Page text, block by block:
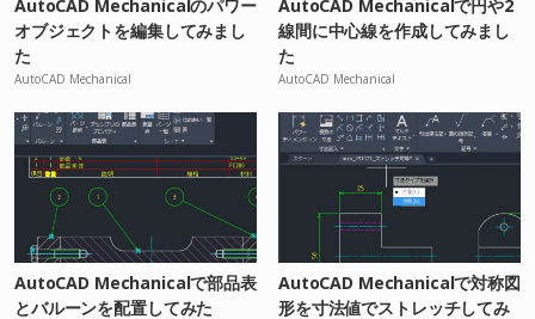
AutoCAD Mechanicalのパワー
オブジェクトを編集してみまし
た
AutoCAD Mechanical
AutoCAD Mechanicalで円や2
線間に中心線を作成してみまし
た
AutoCAD Mechanical
AutoCAD Mechanicalで部品表
とバルーンを配置してみた
AutoCAD Mechanicalで対称図
形を寸法値でストレッチしてみ